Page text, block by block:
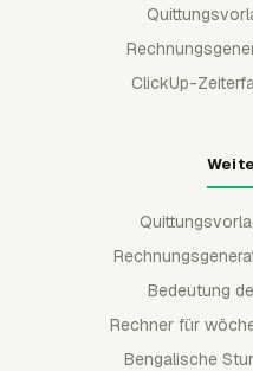
ClickUp-
Bedeutung
Rechner für
Bengalische